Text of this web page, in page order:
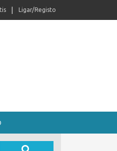
Ligar/Registo